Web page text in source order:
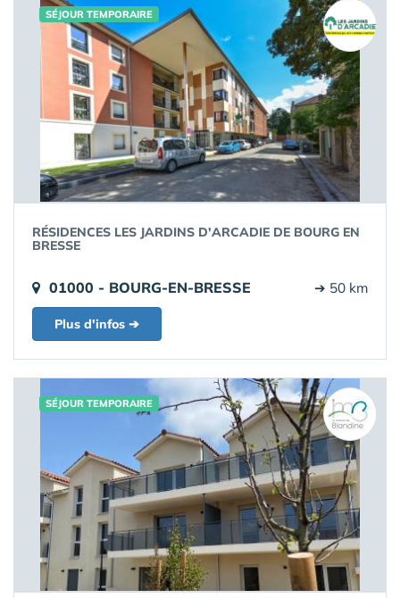
SÉJOUR TEMPORAIRE
RÉSIDENCES LES JARDINS D'ARCADIE DE BOURG EN
BRESSE
01000 - BOURG-EN-BRESSE ➔ 50 km
Plus d'infos ➔
SÉJOUR TEMPORAIRE